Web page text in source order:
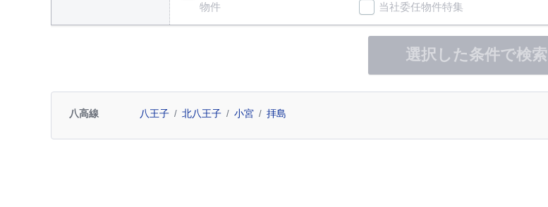
物件
当社委任物件特集
選択した条件で検索
八高線 八王子 北八王子 小宮 拝島